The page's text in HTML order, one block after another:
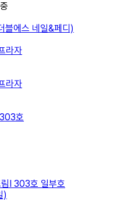
에스 네일&페디)
라자
라자
호
I 303호 일부호
)